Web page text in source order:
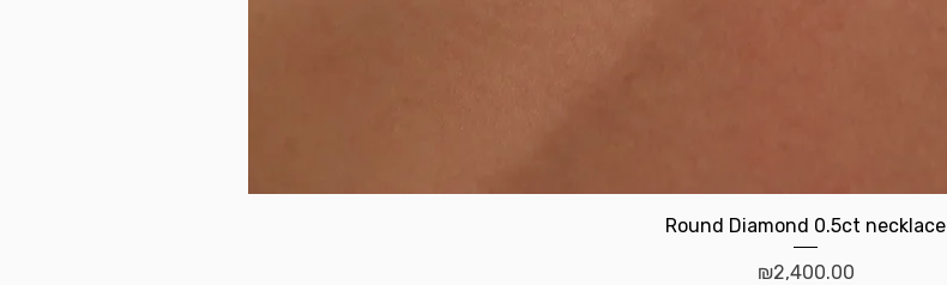
Quick View
Round Diamond 0.5ct necklace
Price
₪2,400.00